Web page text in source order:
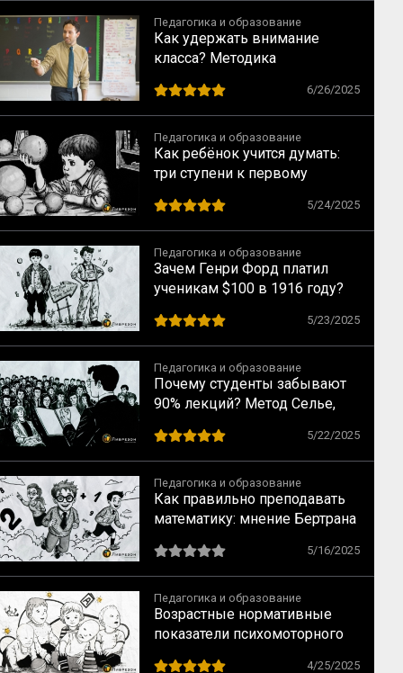
Педагогика и образование
Как удержать внимание
класса? Методика
Лемова
6/26/2025
Педагогика и образование
Как ребёнок учится думать:
три ступени к первому
5/24/2025
Педагогика и образование
Зачем Генри Форд платил
ученикам $100 в 1916 году?
идеального образования5/23/2025
Педагогика и образование
Почему студенты забывают
90% лекций? Метод Селье,
5/22/2025
Педагогика и образование
Как правильно преподавать
математику: мнение Бертрана
5/16/2025
Педагогика и образование
Возрастные нормативные
показатели психомоторного
4/25/2025